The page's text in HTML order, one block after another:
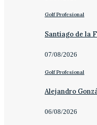
Golf Profesional
Santiago de la
07/08/2026
Golf Profesional
Alejandro
06/08/2026